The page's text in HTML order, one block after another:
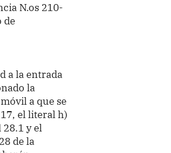
N.os 210-
de
a la entrada
la
a que se
el literal h)
y el
de la